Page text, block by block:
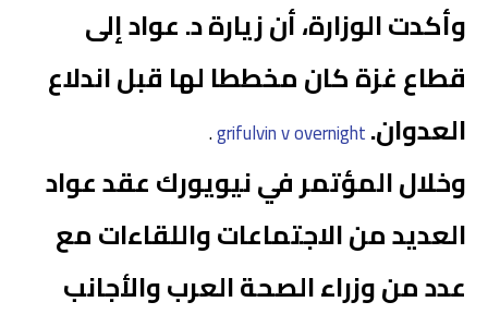
وأكدت الوزارة، أن زيارة د. عواد إلى
قطاع غزة كان مخططا لها قبل اندلاع
العدوان.grifulvin v overnight
.
وخلال المؤتمر في نيويورك عقد عواد
العديد من الاجتماعات واللقاءات مع
عدد من وزراء الصحة العرب والأجانب